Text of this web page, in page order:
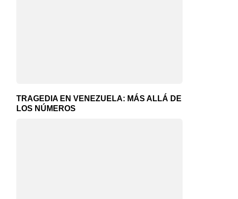
TRAGEDIA EN VENEZUELA: MÁS ALLÁ DE
LOS NÚMEROS